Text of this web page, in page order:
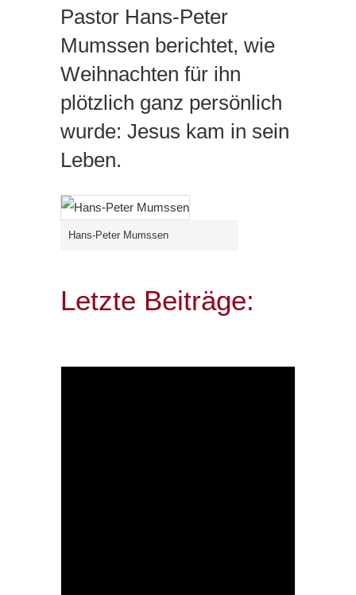
Pastor Hans-Peter
Mumssen berichtet, wie
Weihnachten für ihn
plötzlich ganz persönlich
wurde: Jesus kam in sein
Leben.
Hans-Peter Mumssen
Letzte Beiträge: